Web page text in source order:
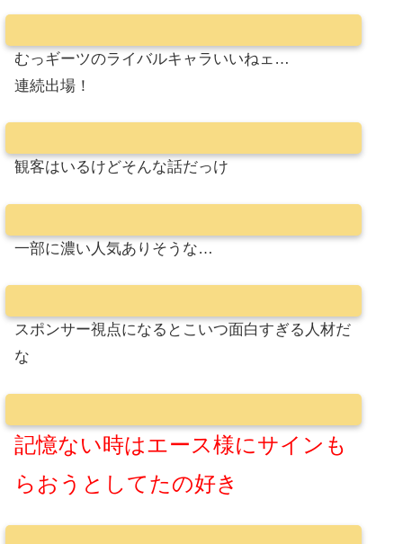
むっギーツのライバルキャラいいねェ…
連続出場！
観客はいるけどそんな話だっけ
一部に濃い人気ありそうな…
スポンサー視点になるとこいつ面白すぎる人材だ
な
記憶ない時はエース様にサインも
らおうとしてたの好き